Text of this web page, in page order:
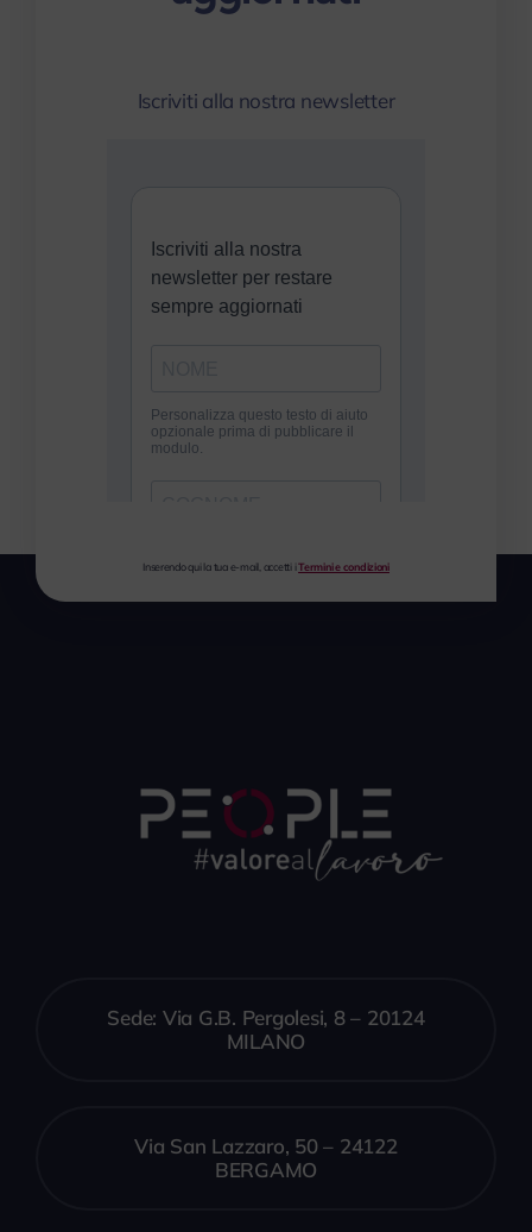
Iscriviti alla nostra newsletter
Inserendo qui la tua e-mail, accetti iTermini e condizioni
Sede: Via G.B. Pergolesi, 8 – 20124
MILANO
Via San Lazzaro, 50 – 24122
BERGAMO